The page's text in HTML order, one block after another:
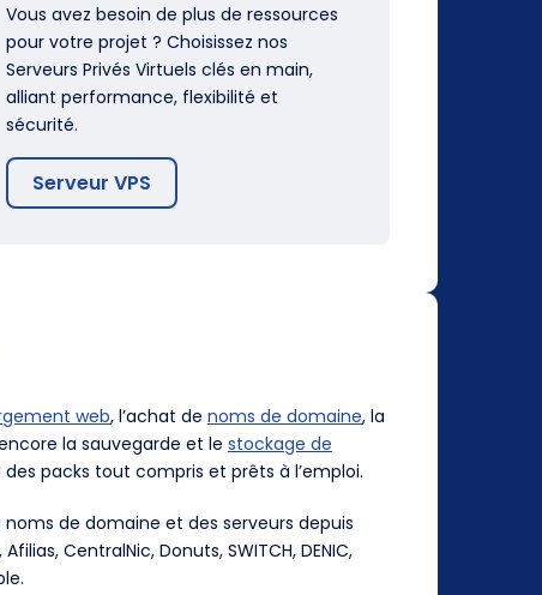
Vous avez besoin de plus de ressources
pour votre projet ? Choisissez nos
Serveurs Privés Virtuels clés en main,
alliant performance, flexibilité et
sécurité.
Serveur VPS
web, l’achat de noms de domaine, la
la sauvegarde et le stockage de
packs tout compris et prêts à l’emploi.
noms de domaine et des serveurs depuis
Afilias, CentralNic, Donuts, SWITCH, DENIC,